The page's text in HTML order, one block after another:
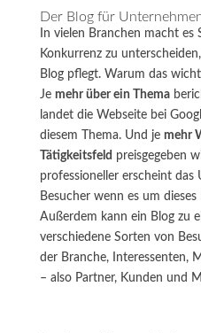
Der Blog für
In vielen Branchen macht es
Konkurrenz zu
Blog pflegt. Warum das
Je mehr über ein Thema
landet die Webseite bei
diesem Thema. Und je mehr
Tätigkeitsfeld preisgegeben
professioneller erscheint das
Besucher wenn es um dieses
Außerdem kann ein Blog zu
verschiedene Sorten von
der Branche, Interessenten,
– also Partner, Kunden und